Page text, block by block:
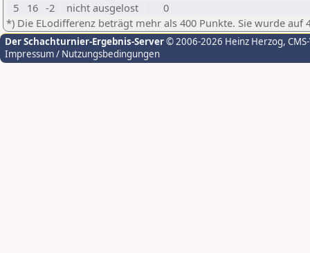
5
16 -2 nicht ausgelost
0
*) Die ELodifferenz beträgt mehr als 400 Punkte. Sie wurde auf
Der Schachturnier-Ergebnis-Server© 2006-2026 Heinz Herzog,
Impressum / Nutzungsbedingungen